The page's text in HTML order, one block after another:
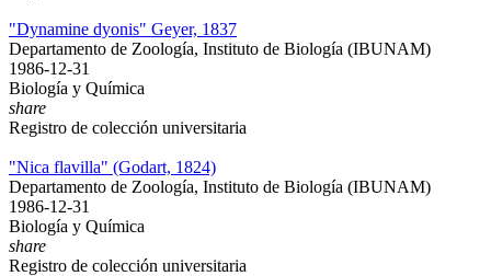
"Dynamine dyonis" Geyer, 1837
Departamento de Zoología, Instituto de Biología (IBUNAM)
1986-12-31
Biología y Química
share
Registro de colección universitaria
"Nica flavilla" (Godart, 1824)
Departamento de Zoología, Instituto de Biología (IBUNAM)
1986-12-31
Biología y Química
share
Registro de colección universitaria